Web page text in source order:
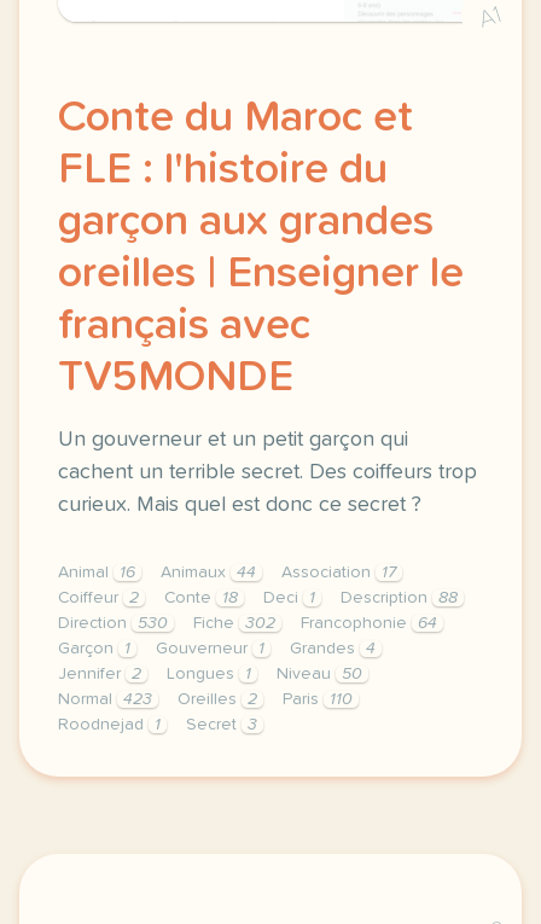
A1
Conte du Maroc et
FLE : l'histoire du
garçon aux grandes
oreilles | Enseigner le
français avec
TV5MONDE
Un gouverneur et un petit garçon qui
cachent un terrible secret. Des coiffeurs trop
curieux. Mais quel est donc ce secret ?
Animal 16 Animaux 44 Association
17
Coiffeur
2 Conte 18 Deci 1 Description
88
Direction
530 Fiche 302 Francophonie
64
Garçon
1 Gouverneur 1 Grandes
4
Jennifer
2 Longues 1 Niveau
50
Normal
423 Oreilles 2 Paris
110
Roodnejad
1 Secret 3
didomi host didomi components button cursor